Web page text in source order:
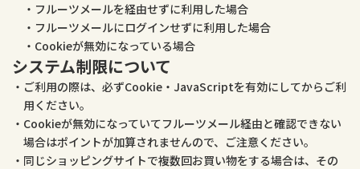
フルーツメールを経由せずに利用した場合
フルーツメールにログインせずに利用した場合
Cookieが無効になっている場合
システム制限について
ご利用の際は、必ずCookie・JavaScriptを有効にしてからご利
用ください。
Cookieが無効になっていてフルーツメール経由と確認できない
場合はポイントが加算されませんので、ご注意ください。
同じショッピングサイトで複数回お買い物をする場合は、その